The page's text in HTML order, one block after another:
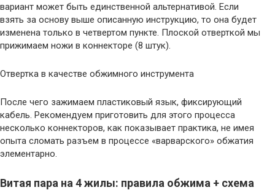
вариант может быть единственной альтернативой. Если
взять за основу выше описанную инструкцию, то она будет
изменена только в четвертом пункте. Плоской отверткой мы
прижимаем ножи в коннекторе (8 штук).
Отвертка в качестве обжимного инструмента
После чего зажимаем пластиковый язык, фиксирующий
кабель. Рекомендуем приготовить для этого процесса
несколько коннекторов, как показывает практика, не имея
опыта сломать разъем в процессе «варварского» обжатия
элементарно.
Витая пара на 4 жилы: правила обжима + схема